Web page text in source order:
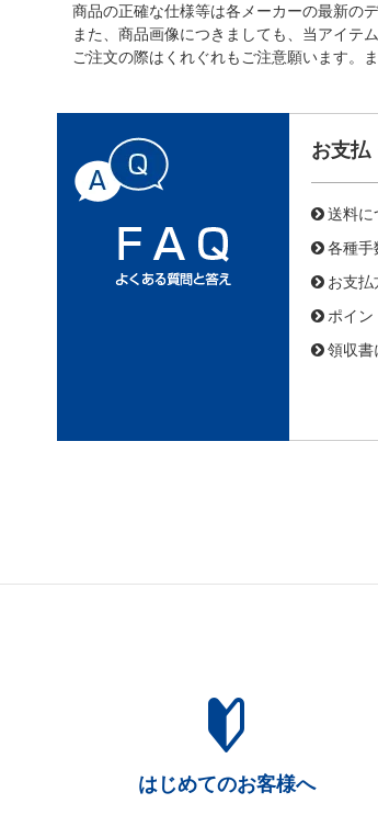
商品の正確な仕様等は各メーカーの最新の
また、商品画像につきましても、当アイテ
ご注文の際はくれぐれもご注意願います。
お支払
送料に
各種手
お支払
ポイン
領収書
はじめてのお客様へ